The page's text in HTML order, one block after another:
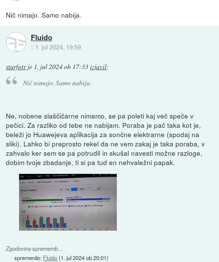
Nič nimajo. Samo nabija.
Fluido
:: 1. jul 2024, 19:59
starfotrje 1. jul 2024 ob 17:33izjavil:
Nič nimajo. Samo nabija.
Ne, nobene slaščičarne nimamo, se pa poleti kaj več speče v
pečici. Za razliko od tebe ne nabijam. Poraba je pač taka kot je,
beleži jo Huawejeva aplikacija za sončne elektrarne (spodaj na
sliki). Lahko bi preprosto rekel da ne vem zakaj je taka poraba, v
zahvalo ker sem se pa potrudil in skušal navesti možne razloge,
dobim tvoje zbadanje, ti si pa tud en nehvaležni papak.
Zgodovina sprememb…
spremenilo: Fluido(1. jul 2024 ob 20:01)